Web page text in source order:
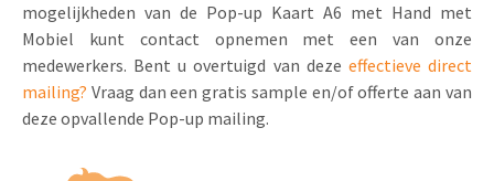
mogelijkheden van de Pop-up Kaart A6 met Hand met
Mobiel kunt contact opnemen met een van onze
medewerkers. Bent u overtuigd van deze effectieve direct
mailing? Vraag dan een gratis sample en/of offerte aan van
deze opvallende Pop-up mailing.